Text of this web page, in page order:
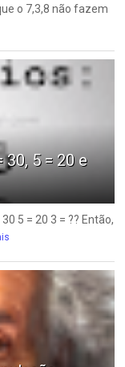
o 7,3,8 não fazem
30, 5 = 20 e
5 = 20 3 = ?? Então,